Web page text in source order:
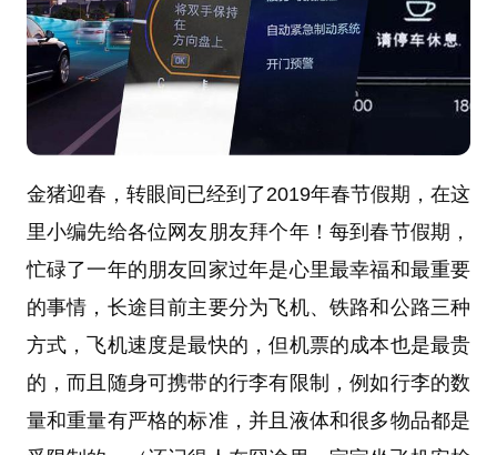
金猪迎春，转眼间已经到了2019年春节假期，在这
里小编先给各位网友朋友拜个年！每到春节假期，
忙碌了一年的朋友回家过年是心里最幸福和最重要
的事情，长途目前主要分为飞机、铁路和公路三种
方式，飞机速度是最快的，但机票的成本也是最贵
的，而且随身可携带的行李有限制，例如行李的数
量和重量有严格的标准，并且液体和很多物品都是